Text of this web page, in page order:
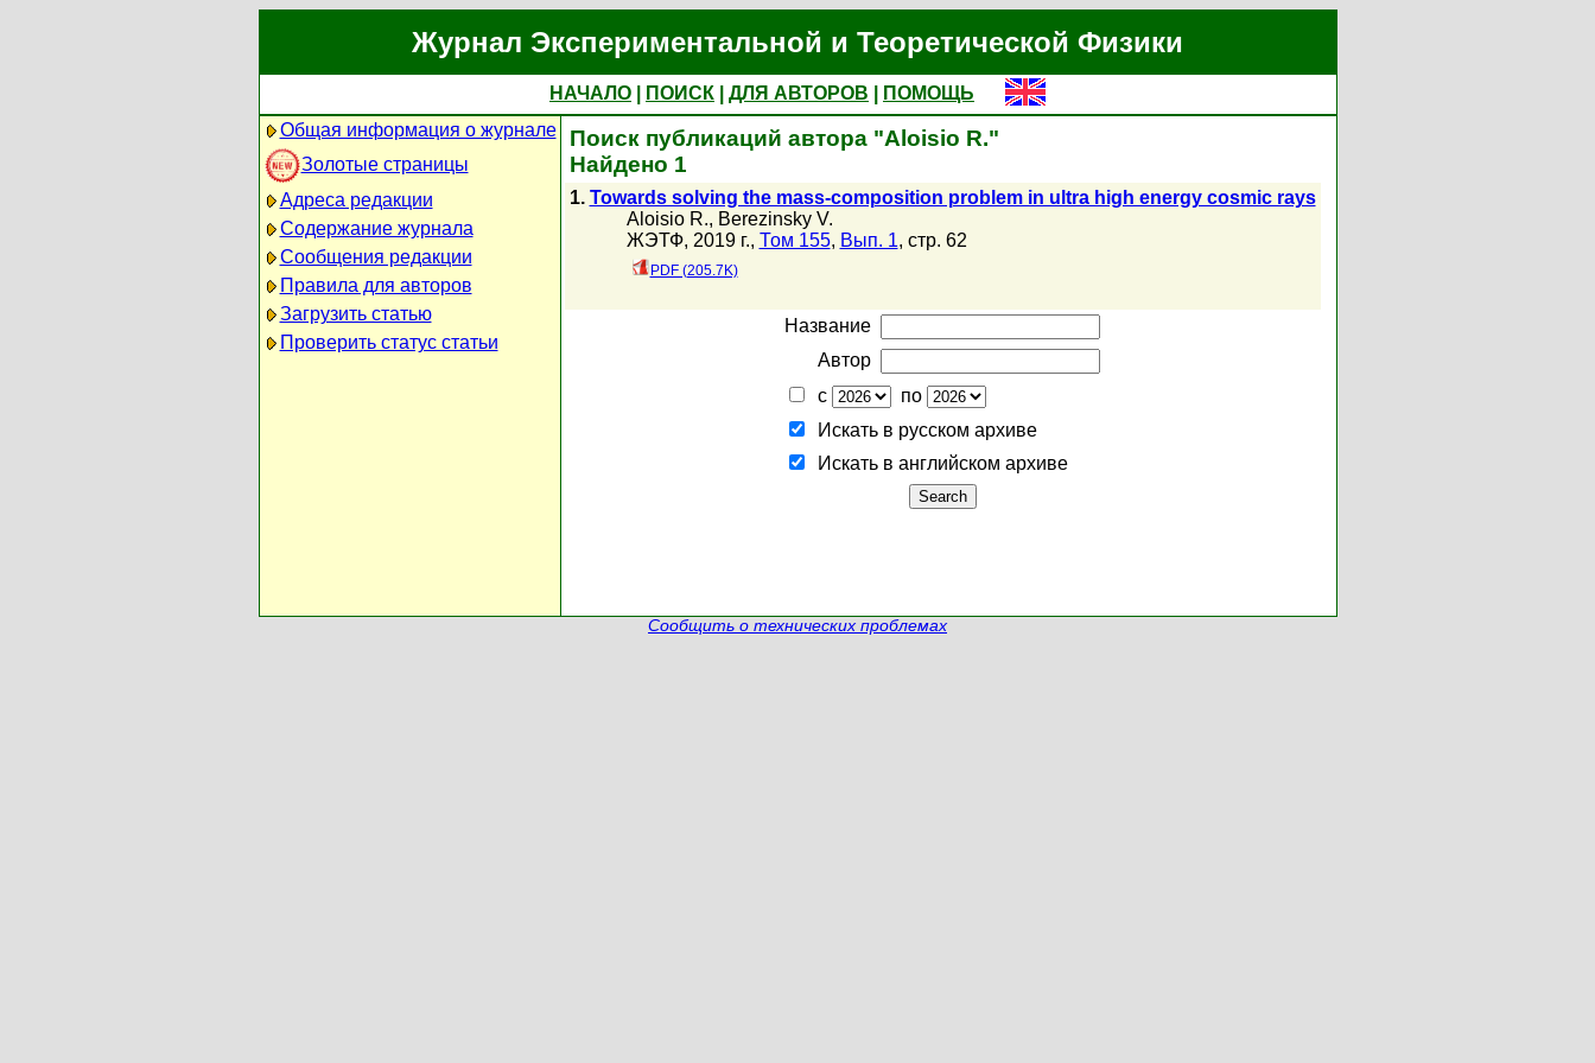
Журнал Экспериментальной и Теоретической Физики
НАЧАЛО ПОИСК ДЛЯ АВТОРОВ
ПОМОЩЬ
Общая информация о журнале
Золотые страницы
Адреса редакции
Содержание журнала
Сообщения редакции
Правила для авторов
Загрузить статью
Проверить статус статьи
Поиск публикаций автора "Aloisio R."
Найдено 1
1. Towards solving the mass-composition problem in ultra high energy cosmic rays
Aloisio R., Berezinsky V.
ЖЭТФ, 2019 г., Том 155, Вып. 1, стр. 62
PDF (205.7K)
Название
Автор
с
по
Искать в русском архиве
Искать в английском архиве
Сообщить о технических проблемах